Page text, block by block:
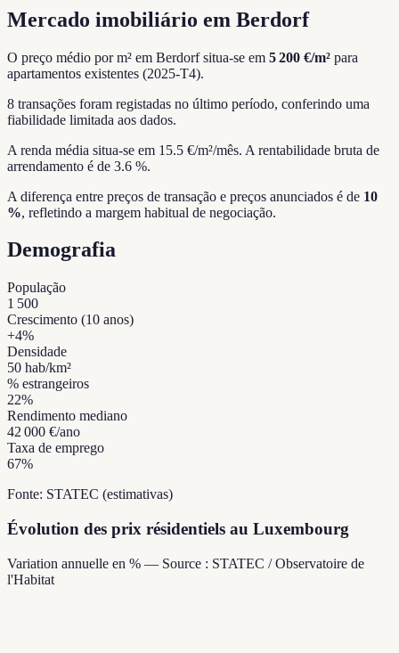
Mercado imobiliário em Berdorf
O preço médio por m² em Berdorf situa-se em 5 200 €/m² para
apartamentos existentes (2025-T4).
8 transações foram registadas no último período, conferindo uma
fiabilidade limitada aos dados.
A renda média situa-se em 15.5 €/m²/mês. A rentabilidade bruta de
arrendamento é de 3.6 %.
A diferença entre preços de transação e preços anunciados é de 10
%, refletindo a margem habitual de negociação.
Demografia
População
1 500
Crescimento (10 anos)
+4%
Densidade
50 hab/km²
% estrangeiros
22%
Rendimento mediano
42 000 €/ano
Taxa de emprego
67%
Fonte: STATEC (estimativas)
Évolution des prix résidentiels au Luxembourg
Variation annuelle en % — Source : STATEC / Observatoire de
l'Habitat